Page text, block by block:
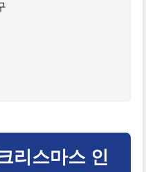
리스마스 인